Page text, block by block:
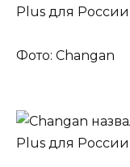
Фото: Changan